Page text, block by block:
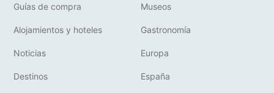
Guías de compra Museos
Alojamientos y hoteles Gastronomía
Noticias Europa
Destinos España